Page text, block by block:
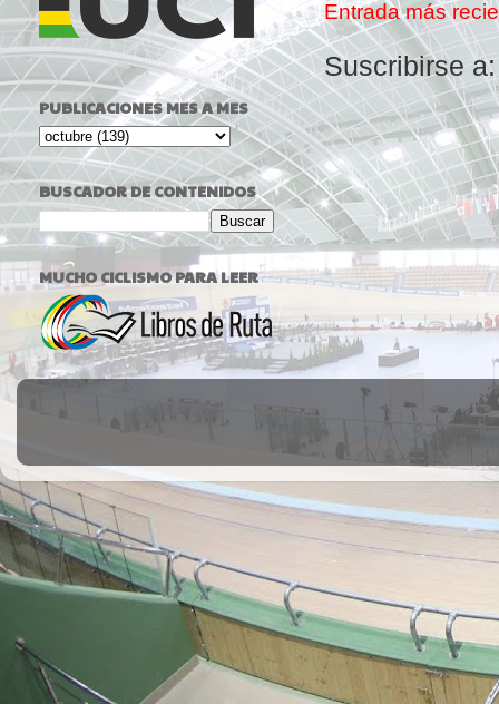
Entrada más
Suscribirse
PUBLICACIONES MES A MES
BUSCADOR DE CONTENIDOS
MUCHO CICLISMO PARA LEER